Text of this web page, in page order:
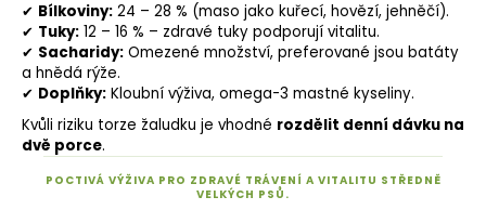
✔ Bílkoviny: 24 – 28 % (maso jako kuřecí, hovězí, jehněčí).
✔ Tuky: 12 – 16 % – zdravé tuky podporují vitalitu.
✔ Sacharidy: Omezené množství, preferované jsou batáty
a hnědá rýže.
✔ Doplňky: Kloubní výživa, omega-3 mastné kyseliny.
Kvůli riziku torze žaludku je vhodné rozdělit denní dávku na
dvě porce.